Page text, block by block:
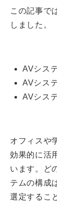
この記事で
しました。
AVシス
AVシス
AVシス
オフィスや
効果的に活
います。ど
テムの構成
選定するこ